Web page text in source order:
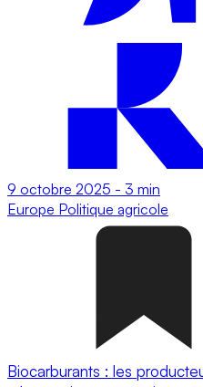
9 octobre 2025 - 3 min
Europe Politique agricole
Biocarburants : les